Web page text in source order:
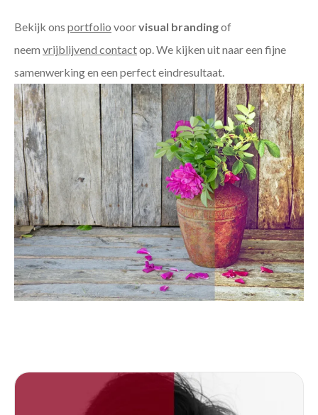
Bekijk ons portfolio voorvisual brandingof
neem vrijblijvend contactop. We kijken uit naar een fijne
samenwerking en een perfect eindresultaat.